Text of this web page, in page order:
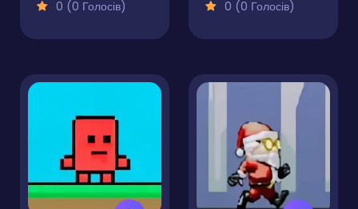
0 (0 Голосів) 0 (0 Голосів)